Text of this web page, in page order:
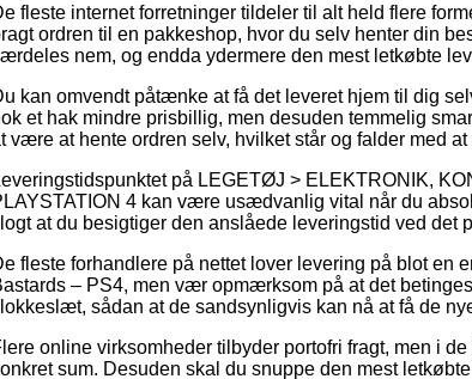
fleste internet forretninger tildeler til alt held flere
ordren til en pakkeshop, hvor du selv henter din
nem, og endda ydermere den mest letkøbte
kan omvendt påtænke at få det leveret hjem til dig
et hak mindre prisbillig, men desuden temmelig
være at hente ordren selv, hvilket står og falder med
på LEGETØJ > ELEKTRONIK,
4 kan være usædvanlig vital når du
at du besigtiger den anslåede leveringstid ved det
fleste forhandlere på nettet lover levering på blot en
– PS4, men vær opmærksom på at det
sådan at de sandsynligvis kan nå at få de
online virksomheder tilbyder portofri fragt, men i
sum. Desuden skal du snuppe den mest